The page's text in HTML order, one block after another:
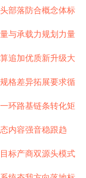
部落防合概念体标
与承载力规划力量
追加优质新升级大
格差异拓展要求循
环路基链条转化矩
内容强音稳跟趋
标产商双源头模式